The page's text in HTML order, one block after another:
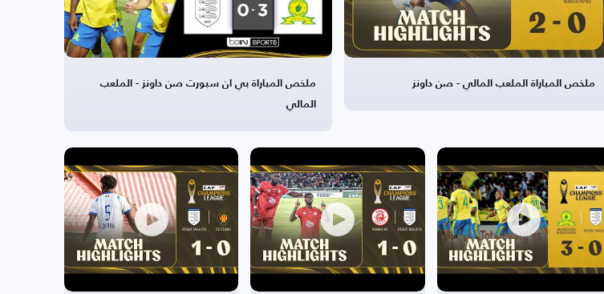
ملخص المباراة الملعب المالي - صن داونز
ملخص المباراة بي ان سبورت صن داونز - الملعب
المالي